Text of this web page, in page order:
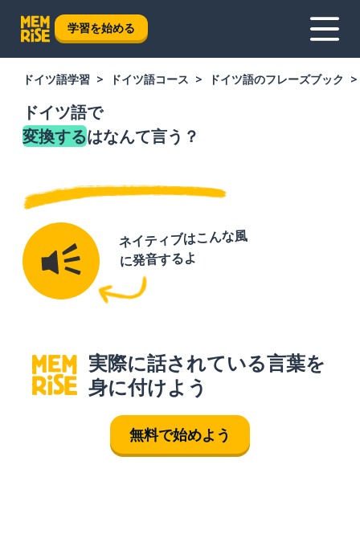
学習を始める
ドイツ語学習 ドイツ語コース ドイツ語のフレーズブック
ドイツ語で
変換するはなんて言う？
ネイティブはこんな風
に発音するよ
実際に話されている言葉を
身に付けよう
無料で始めよう